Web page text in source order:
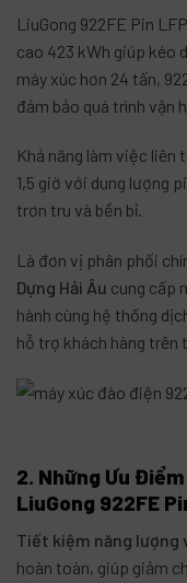
LiuGong 922FE Pin
cao 423 kWh giúp kéo
máy xúc hơn 24 tấn,
đảm bảo quá trình vận
Khả năng làm việc liên
1,5 giờ với dung lượng
trơn tru và bền bỉ.
Là đơn vị phân phối
Dựng Hải Âu cung cấp
hành cùng hệ thống
hỗ trợ khách hàng trên
2. Những Ưu
LiuGong 922FE
Tiết kiệm năng lượng
hoàn toàn, giúp giảm